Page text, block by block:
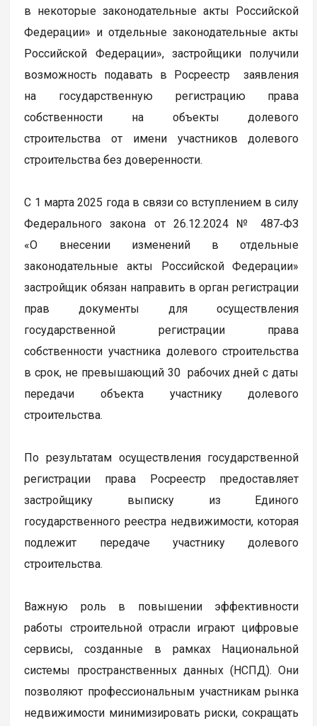
в некоторые законодательные акты Российской
Федерации» и отдельные законодательные акты
Российской Федерации», застройщики получили
возможность подавать в Росреестр заявления
на государственную регистрацию права
собственности на объекты долевого
строительства от имени участников долевого
строительства без доверенности.
С 1 марта 2025 года в связи со вступлением в силу
Федерального закона от 26.12.2024 № 487‑ФЗ
«О внесении изменений в отдельные
законодательные акты Российской Федерации»
застройщик обязан направить в орган регистрации
прав документы для осуществления
государственной регистрации права
собственности участника долевого строительства
в срок, не превышающий 30 рабочих дней с даты
передачи объекта участнику долевого
строительства.
По результатам осуществления государственной
регистрации права Росреестр предоставляет
застройщику выписку из Единого
государственного реестра недвижимости, которая
подлежит передаче участнику долевого
строительства.
Важную роль в повышении эффективности
работы строительной отрасли играют цифровые
сервисы, созданные в рамках Национальной
системы пространственных данных (НСПД). Они
позволяют профессиональным участникам рынка
недвижимости минимизировать риски, сокращать